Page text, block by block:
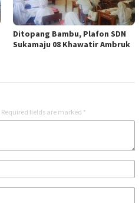
Ditopang Bambu, Plafon SDN
Sukamaju 08 Khawatir Ambruk
Required fields are marked *